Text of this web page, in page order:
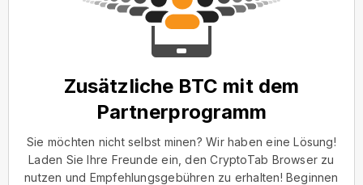
Zusätzliche BTC mit dem
Partnerprogramm
Sie möchten nicht selbst minen? Wir haben eine Lösung!
Laden Sie Ihre Freunde ein, den CryptoTab Browser zu
nutzen und Empfehlungsgebühren zu erhalten! Beginnen